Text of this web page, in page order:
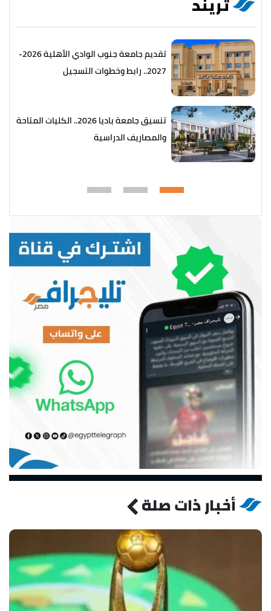
تقديم جامعة جنوب الوادي الأهلية 2026-
2027.. رابط وخطوات التسجيل
تنسيق جامعة باديا 2026.. الكليات المتاحة
والمصاريف الدراسية
أخبار ذات صلة